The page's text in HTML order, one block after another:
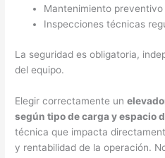
Mantenimiento
Inspecciones técnicas
La seguridad es obligatoria,
del equipo.
Elegir correctamente un
según tipo de carga y espacio
técnica que impacta
y rentabilidad de la operación.